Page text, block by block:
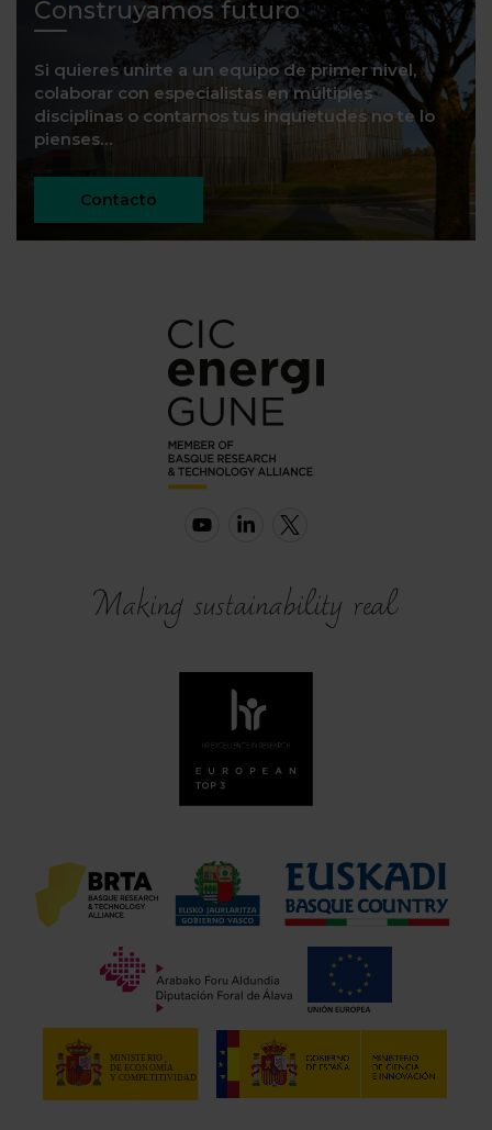
Construyamos futuro
Si quieres unirte a un equipo de primer nivel,
colaborar con especialistas en múltiples
disciplinas o contarnos tus inquietudes no te lo
pienses…
Contacto